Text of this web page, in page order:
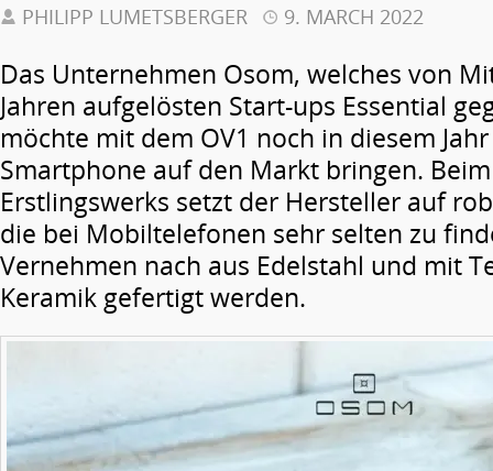
PHILIPP LUMETSBERGER 9. MARCH 2022
Das Unternehmen Osom, welches von
Jahren aufgelösten Start-ups Essential
möchte mit dem OV1 noch in diesem
Smartphone auf den Markt bringen.
Erstlingswerks setzt der Hersteller auf
die bei Mobiltelefonen sehr selten zu
Vernehmen nach aus Edelstahl und mit
Keramik gefertigt werden.